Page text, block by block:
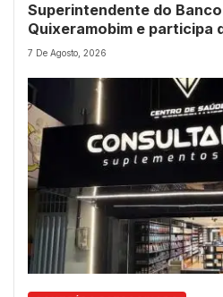
Superintendente do
Quixeramobim e participa
avanço do futuro shopping
7 De Agosto, 2026